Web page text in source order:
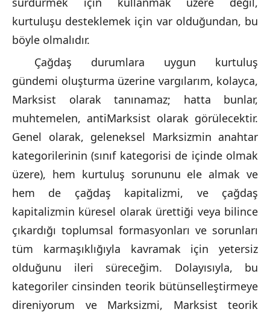
kurtuluşu desteklemek için var olduğundan, bu
böyle olmalıdır.
Çağdaş durumlara uygun kurtuluş
gündemi oluşturma üzerine vargılarım, kolayca,
Marksist olarak tanınamaz; hatta bunlar,
muhtemelen, antiMarksist olarak görülecektir.
Genel olarak, geleneksel Marksizmin anahtar
kategorilerinin (sınıf kategorisi de içinde olmak
üzere), hem kurtuluş sorununu ele almak ve
hem de çağdaş kapitalizmi, ve çağdaş
kapitalizmin küresel olarak ürettiği veya bilince
çıkardığı toplumsal formasyonları ve sorunları
tüm karmaşıklığıyla kavramak için yetersiz
olduğunu ileri süreceğim. Dolayısıyla, bu
kategoriler cinsinden teorik bütünselleştirmeye
direniyorum ve Marksizmi, Marksist teorik